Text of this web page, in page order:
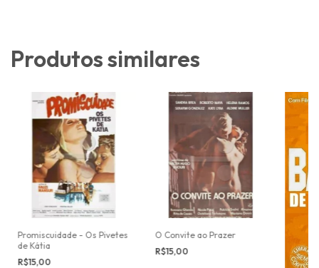
Produtos similares
Promiscuidade - Os Pivetes
de Kátia
R$15,00
O Convite ao Prazer
R$15,00